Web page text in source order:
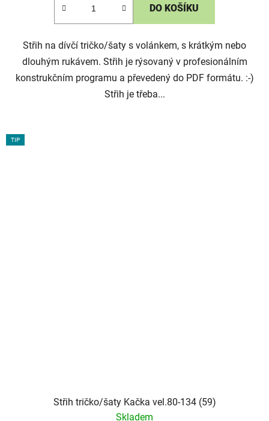
DO KOŠÍKU
Střih na dívčí tričko/šaty s volánkem, s krátkým nebo
dlouhým rukávem. Střih je rýsovaný v profesionálním
konstrukčním programu a převedený do PDF formátu. :-)
Střih je třeba...
TIP
Střih tričko/šaty Kačka vel.80-134 (59)
Skladem